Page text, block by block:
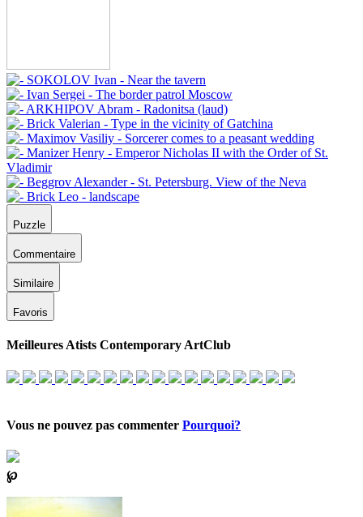
Puzzle
Commentaire
Similaire
Favoris
Meilleures Atists Contemporary ArtClub
Vous ne pouvez pas commenter Pourquoi?
℘